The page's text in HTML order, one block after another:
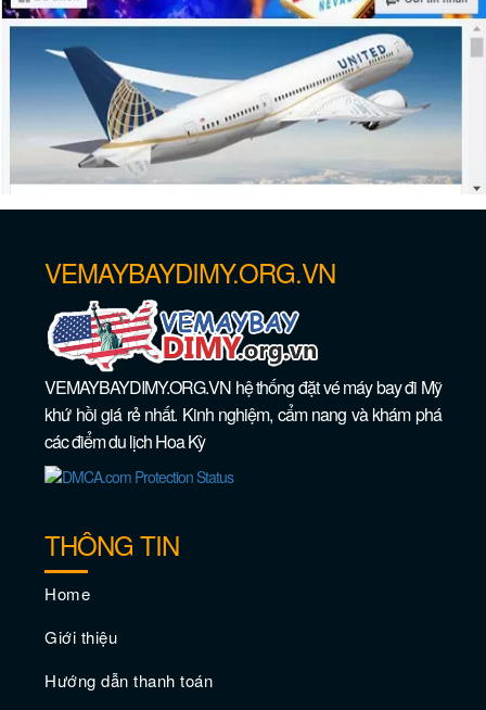
VEMAYBAYDIMY.ORG.VN
VEMAYBAYDIMY.ORG.VN hệ thống đặt vé máy bay đi Mỹ
khứ hồi giá rẻ nhất. Kinh nghiệm, cẩm nang và khám phá
các điểm du lịch Hoa Kỳ
THÔNG TIN
Home
Giới thiệu
Hướng dẫn thanh toán